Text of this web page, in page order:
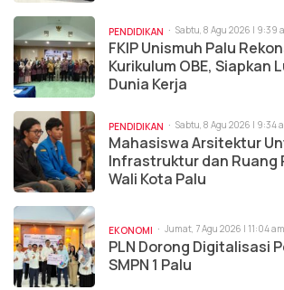
PENDIDIKAN Sabtu, 8 Agu 2026 | 9:39
FKIP Unismuh Palu
Kurikulum OBE, Siapkan
Dunia Kerja
PENDIDIKAN Sabtu, 8 Agu 2026 | 9:34
Mahasiswa Arsitektur
Infrastruktur dan Ruang
Wali Kota Palu
EKONOMI Jumat, 7 Agu 2026 | 11:04 am
PLN Dorong Digitalisasi
SMPN 1 Palu